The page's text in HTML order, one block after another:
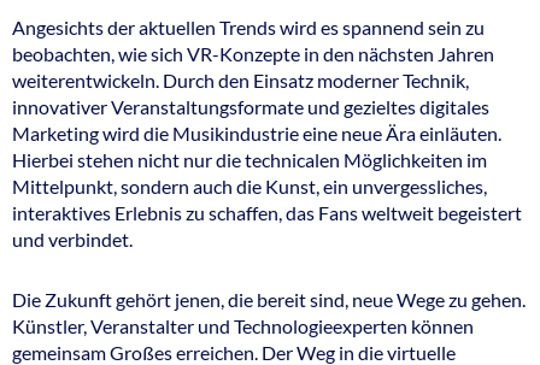
Angesichts der aktuellen Trends wird es spannend sein zu
beobachten, wie sich VR-Konzepte in den nächsten Jahren
weiterentwickeln. Durch den Einsatz moderner Technik,
innovativer Veranstaltungsformate und gezieltes digitales
Marketing wird die Musikindustrie eine neue Ära einläuten.
Hierbei stehen nicht nur die technicalen Möglichkeiten im
Mittelpunkt, sondern auch die Kunst, ein unvergessliches,
interaktives Erlebnis zu schaffen, das Fans weltweit begeistert
und verbindet.
Die Zukunft gehört jenen, die bereit sind, neue Wege zu gehen.
Künstler, Veranstalter und Technologieexperten können
gemeinsam Großes erreichen. Der Weg in die virtuelle